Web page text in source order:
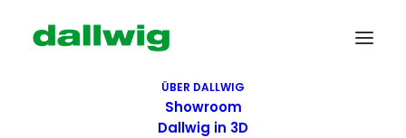
ÜBER DALLWIG
Showroom
Dallwig in 3D